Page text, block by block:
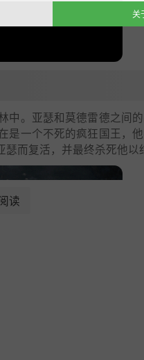
中。亚瑟和莫德雷德之间
是一个不死的疯狂国王，
而复活，并最终杀死他以
读
关